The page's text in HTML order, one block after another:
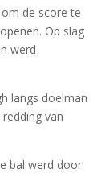
de score te
Op slag
werd
langs doelman
van
bal werd door